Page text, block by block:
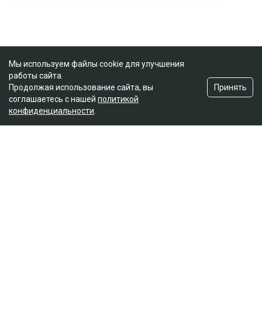
Мы используем файлы cookie для улучшения
работы сайта.
Продолжая использование сайта, вы
соглашаетесь с нашей политикой
конфиденциальности
Принять